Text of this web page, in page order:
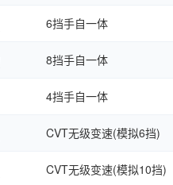
6挡手自一体
8挡手自一体
4挡手自一体
CVT无级变速(模拟6挡)
CVT无级变速(模拟10挡)